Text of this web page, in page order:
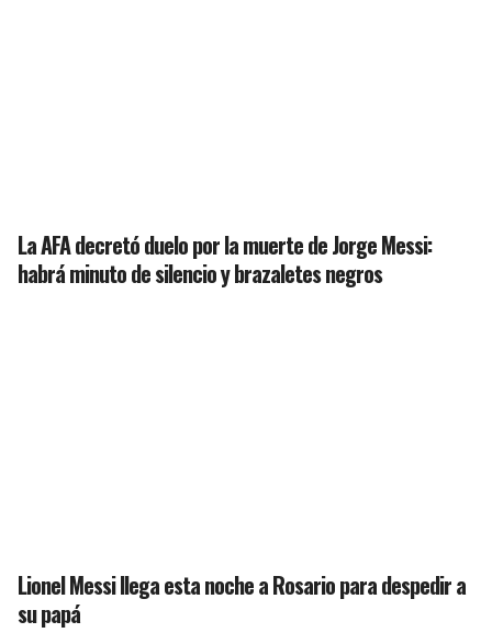
La AFA decretó duelo por la muerte de Jorge Messi:
habrá minuto de silencio y brazaletes negros
Lionel Messi llega esta noche a Rosario para despedir a
su papá